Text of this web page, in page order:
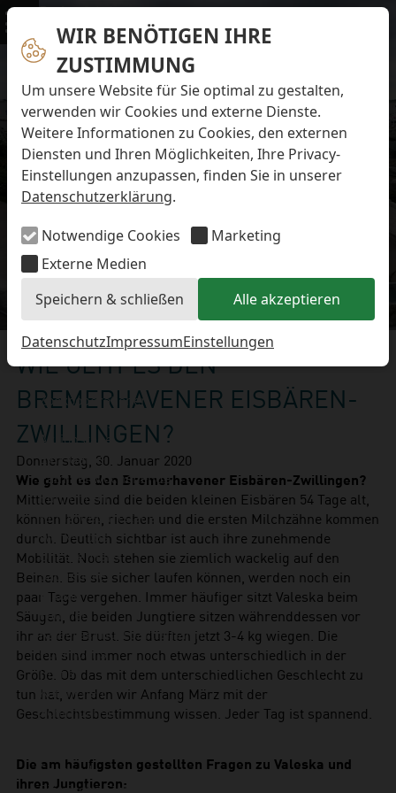
WIR BENÖTIGEN IHRE
ZUSTIMMUNG
Um unsere Website für Sie optimal zu gestalten,
verwenden wir Cookies und externe Dienste.
Weitere Informationen zu Cookies, den externen
Diensten und Ihren Möglichkeiten, Ihre Privacy-
Einstellungen anzupassen, finden Sie in unserer
Datenschutzerklärung.
Notwendige Cookies
Marketing
Externe Medien
Speichern & schließen
Alle akzeptieren
DatenschutzImpressumEinstellungen
Menü
Navigation überspringen
Preise & Infos
Öffnungs- und Fütterungszeiten
Eintrittspreise
Aktuelles
Alle Meldungen
Eisbären-Nachwuchs Anna & Elsa
Eisbären-Nachwuchs Lale & Lili
FAQ zum Tod des Schimpansen-Jungtiers
Newsletter
Bildungsletter
Barrierefreier Zoo
Hausordnung
Arbeiten im Zoo
Ausbildung zur Zootierpflegerin/zum Zootierpfleger
Freiwilliges ökologisches Jahr (FÖJ)
Mitarbeiter:in (w/m/d) auf Minijob-Basis
Patenschaften
Förderverein
Zookooperationen
Aktionstage
Exit-Game
Familienwochenende
Führungen
Kindergeburtstage
Workshops
Unsere Tiere
Säugetiere
Eisbär
Faultier
Kaiserschnurrbarttamarin
Polarfuchs
Puma
Kaninchen
Schimpanse
Seehund
Sibirische Eichhörnchen
Eisbären-Nachwuchs
WIE GEHT ES DEN
BREMERHAVENER EISBÄREN-
ZWILLINGEN?
Donnerstag, 30. Januar 2020
Wie geht es den Bremerhavener Eisbären-Zwillingen?
Mittlerweile sind die beiden kleinen Eisbären 54 Tage alt,
können hören, riechen und die ersten Milchzähne kommen
durch. Deutlich sichtbar ist auch ihre zunehmende
Mobilität. Noch stehen sie ziemlich wackelig auf den
Beinen. Bis sie sicher laufen können, werden noch ein
paar Tage vergehen. Immer häufiger sitzt Valeska beim
Säugen, die beiden Jungtiere sitzen währenddessen vor
ihr an der Brust. Sie dürften jetzt 3-4 kg wiegen. Die
beiden sind immer noch etwas unterschiedlich in der
Größe. Ob das mit dem unterschiedlichen Geschlecht zu
tun hat, werden wir Anfang März mit der
Geschlechtsbestimmung wissen. Jeder Tag ist spannend.
Die am häufigsten gestellten Fragen zu Valeska und
ihren Jungtieren: